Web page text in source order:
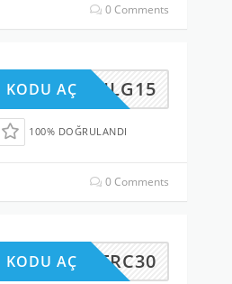
0 Comments
AVJLG15
KODU AÇ
100% DOĞRULANDI
0 Comments
TRC30
KODU AÇ